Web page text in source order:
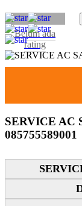
Belum ada
rating
SERVICE AC
085755589001